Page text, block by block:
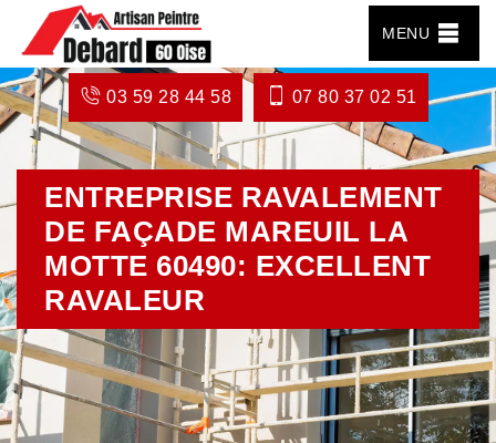
MENU
03 59 28 44 58 07 80 37 02 51
ENTREPRISE RAVALEMENT
DE FAÇADE MAREUIL LA
MOTTE 60490: EXCELLENT
RAVALEUR